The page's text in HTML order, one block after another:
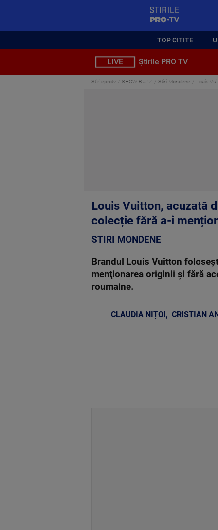
TOP CITITE
LIVE Știrile PRO TV
Stirileprotv SHOW-BUZZ Stiri Mondene Louis
Louis Vuitton, acuzată
colecție fără a-i
STIRI MONDENE
Brandul Louis Vuitton
menţionarea originii şi fără
roumaine.
CLAUDIA NIȚOI , CRISTIAN